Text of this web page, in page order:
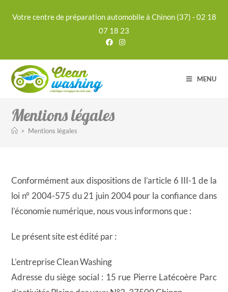
Votre centre de préparation automobile à Chinon (37) - 02 18
07 18 23
MENU
Mentions légales
> Mentions légales
Conformément aux dispositions de l’article 6 III-1 de la
loi n° 2004-575 du 21 juin 2004 pour la confiance dans
l’économie numérique, nous vous informons que :
Le présent site est édité par :
L’entreprise Clean Washing
Adresse du siège social : 15 rue Pierre Latécoère Parc